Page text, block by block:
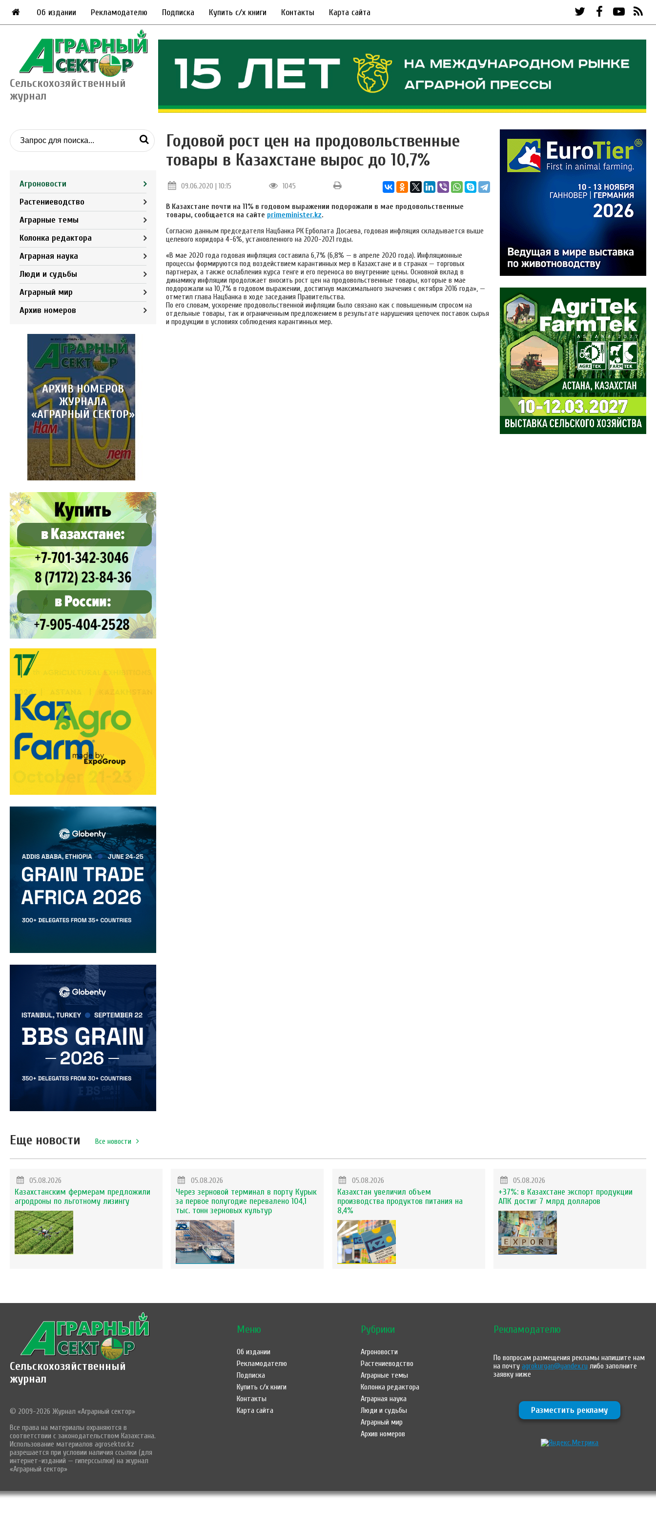
Об издании Рекламодателю Подписка Купить с/х книги Контакты Карта сайта
Сельскохозяйственный
журнал
Агроновости
Растениеводство
Аграрные темы
Колонка редактора
Аграрная наука
Люди и судьбы
Аграрный мир
Архив номеров
АРХИВ НОМЕРОВ
ЖУРНАЛА
«АГРАРНЫЙ СЕКТОР»
Годовой рост цен на продовольственные
товары в Казахстане вырос до 10,7%
09.06.2020 | 10:15 1045
В Казахстане почти на 11% в годовом выражении подорожали в мае продовольственные
товары, сообщается на сайте primeminister.kz.
Согласно данным председателя Нацбанка РК Ерболата Досаева, годовая инфляция складывается выше
целевого коридора 4-6%, установленного на 2020-2021 годы.
«В мае 2020 года годовая инфляция составила 6,7% (6,8% — в апреле 2020 года). Инфляционные
процессы формируются под воздействием карантинных мер в Казахстане и в странах — торговых
партнерах, а также ослабления курса тенге и его переноса во внутренние цены. Основной вклад в
динамику инфляции продолжает вносить рост цен на продовольственные товары, которые в мае
подорожали на 10,7% в годовом выражении, достигнув максимального значения с октября 2016 года», —
отметил глава Нацбанка в ходе заседания Правительства.
По его словам, ускорение продовольственной инфляции было связано как с повышенным спросом на
отдельные товары, так и ограниченным предложением в результате нарушения цепочек поставок сырья
и продукции в условиях соблюдения карантинных мер.
Еще новости Все новости
05.08.2026
Казахстанским фермерам предложили
агродроны по льготному лизингу
05.08.2026
Через зерновой терминал в порту Курык
за первое полугодие перевалено 104,1
тыс. тонн зерновых культур
05.08.2026
Казахстан увеличил объем
производства продуктов питания на
8,4%
05.08.2026
+37%: в Казахстане экспорт продукции
АПК достиг 7 млрд долларов
Сельскохозяйственный
журнал
© 2009-2026 Журнал «Аграрный сектор»
Все права на материалы охраняются в
соответствии с законодательством Казахстана.
Использование материалов agrosektor.kz
разрешается при условии наличия ссылки (для
интернет-изданий — гиперссылки) на журнал
«Аграрный сектор»
Меню
Об издании
Рекламодателю
Подписка
Купить с/х книги
Контакты
Карта сайта
Рубрики
Агроновости
Растениеводство
Аграрные темы
Колонка редактора
Аграрная наука
Люди и судьбы
Аграрный мир
Архив номеров
Рекламодателю
По вопросам размещения рекламы напишите нам
на почтуagrokurgan@yandex.ru либо заполните
заявку ниже
Разместить рекламу